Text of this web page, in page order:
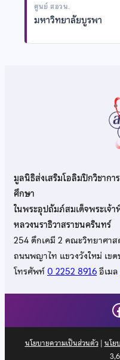
ศูนย์ สอวน.
มหาวิทยาลัยบูรพา
มูลนิธิส่งเสริมโอลิมปิกวิชาก
ศึกษา
ในพระอุปถัมภ์สมเด็จพระเจ้
หลวงนราธิวาสราชนครินทร์
254 ตึกเคมี 2 คณะวิทยาศา
ถนนพญาไท แขวงวังใหม่ เข
โทรศัพท์0 2252 8916อีเมล
นโยบายความเป็นส่วนตัว| นโย